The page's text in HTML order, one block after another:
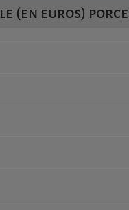
(en euros)